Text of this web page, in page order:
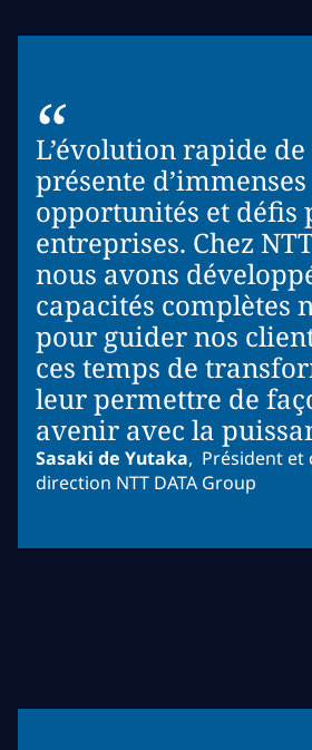
“
L’évolution rapide de
présente d’immenses
opportunités et défis
entreprises. Chez
nous avons
capacités complètes
pour guider nos
ces temps de
leur permettre de
avenir avec la
Sasaki de Yutaka, Président et
direction NTT DATA Group